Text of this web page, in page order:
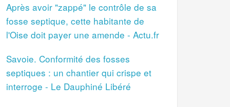
Après avoir "zappé" le contrôle de sa
fosse septique, cette habitante de
l'Oise doit payer une amende - Actu.fr
Savoie. Conformité des fosses
septiques : un chantier qui crispe et
interroge - Le Dauphiné Libéré